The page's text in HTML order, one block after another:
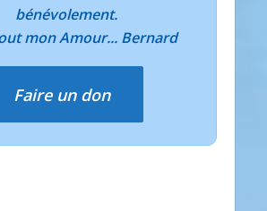
bénévolement.
mon Amour... Bernard
Faire un don